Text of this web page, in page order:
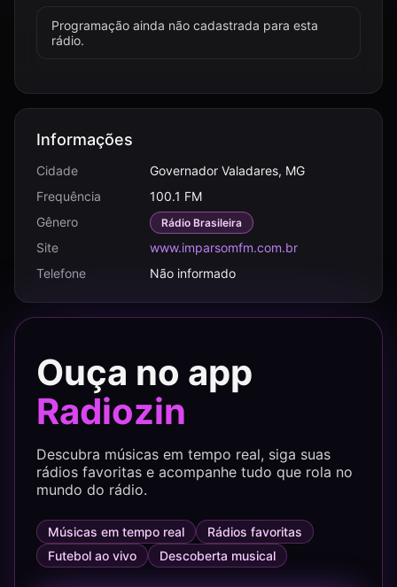
Programação ainda não cadastrada para esta
rádio.
Informações
Cidade
Governador Valadares, MG
Frequência
100.1 FM
Gênero
Rádio Brasileira
Site
www.imparsomfm.com.br
Telefone
Não informado
Ouça no app
Radiozin
Descubra músicas em tempo real, siga suas
rádios favoritas e acompanhe tudo que rola no
mundo do rádio.
Músicas em tempo real
Rádios favoritas
Futebol ao vivo
Descoberta musical